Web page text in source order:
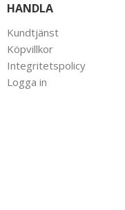
HANDLA
Kundtjänst
Köpvillkor
Integritetspolicy
Logga in